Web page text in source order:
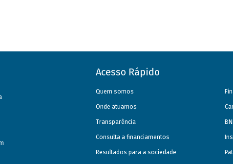
Acesso Rápido
Quem somos
Onde atuamos
Transparência
Consulta a financiamentos
Resultados para a sociedade